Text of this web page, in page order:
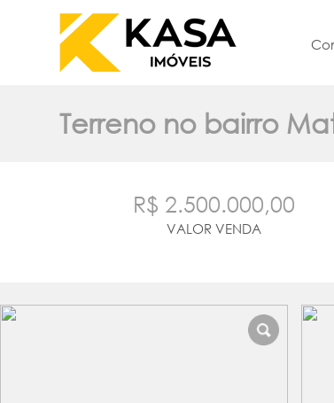
Terreno no bairro
R$ 2.500.000,00
VALOR VENDA